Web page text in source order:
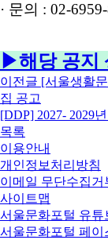
· 문의 : 02-
▶해당 공지
이전글 [서울생활
집 공고
[DDP] 2027- 2029
목록
이용안내
개인정보처리방침
이메일 무단수집거
사이트맵
서울문화포털 유튜
서울문화포털 페이